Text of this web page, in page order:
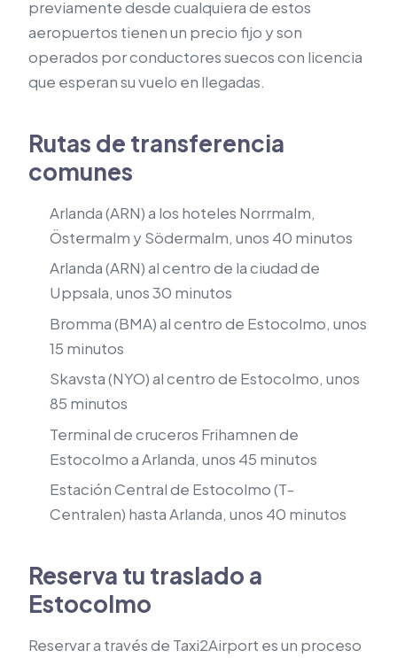
previamente desde cualquiera de estos
aeropuertos tienen un precio fijo y son
operados por conductores suecos con licencia
que esperan su vuelo en llegadas.
Rutas de transferencia
comunes
Arlanda (ARN) a los hoteles Norrmalm,
Östermalm y Södermalm, unos 40 minutos
Arlanda (ARN) al centro de la ciudad de
Uppsala, unos 30 minutos
Bromma (BMA) al centro de Estocolmo, unos
15 minutos
Skavsta (NYO) al centro de Estocolmo, unos
85 minutos
Terminal de cruceros Frihamnen de
Estocolmo a Arlanda, unos 45 minutos
Estación Central de Estocolmo (T-
Centralen) hasta Arlanda, unos 40 minutos
Reserva tu traslado a
Estocolmo
Reservar a través de Taxi2Airport es un proceso